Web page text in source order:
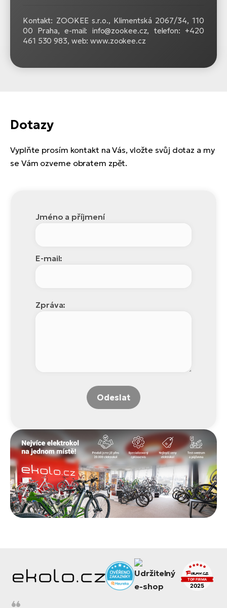
Kontakt: ZOOKEE s.r.o., Klimentská 2067/34, 110
00 Praha, e-mail: info@zookee.cz, telefon: +420
461 530 983, web: www.zookee.cz
Dotazy
Vyplňte prosím kontakt na Vás, vložte svůj dotaz a my
se Vám ozveme obratem zpět.
Jméno a příjmení
E-mail:
Zpráva:
Odeslat